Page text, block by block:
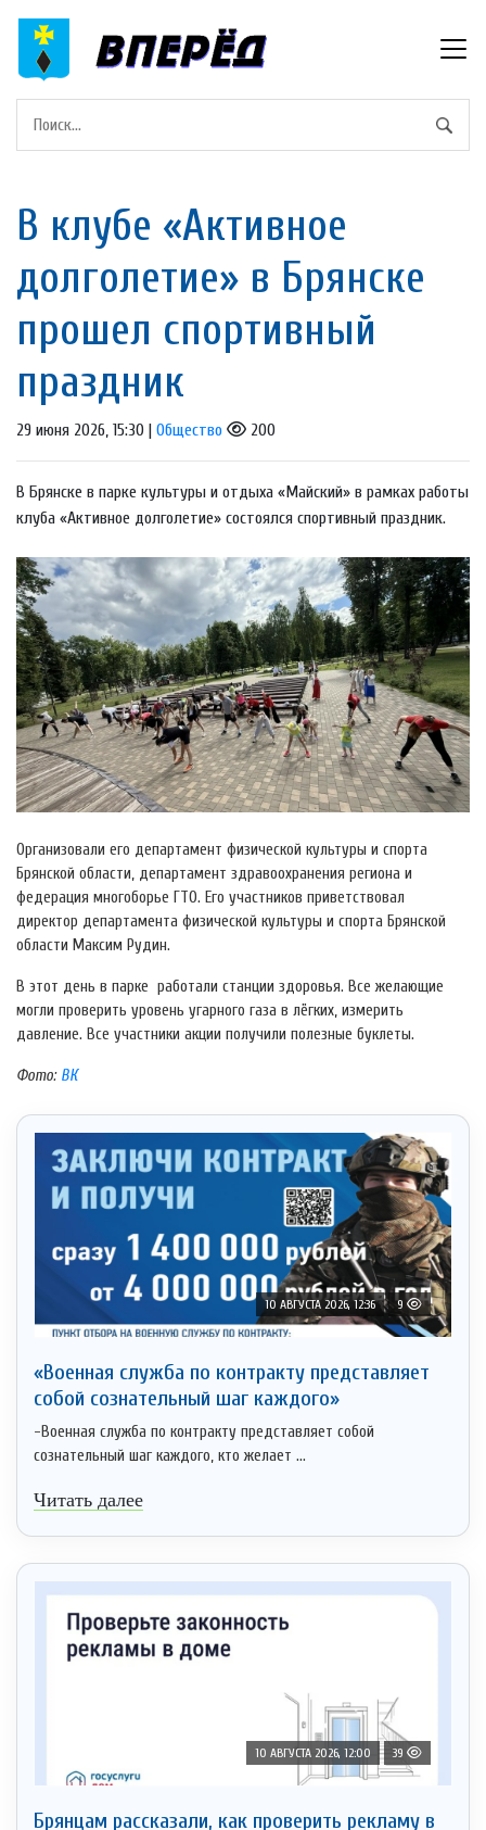
В клубе «Активное
долголетие» в Брянске
прошел спортивный
праздник
29 июня 2026, 15:30 | Общество 200
В Брянске в парке культуры и отдыха «Майский» в рамках работы
клуба «Активное долголетие» состоялся спортивный праздник.
Организовали его департамент физической культуры и спорта
Брянской области, департамент здравоохранения региона и
федерация многоборье ГТО. Его участников приветствовал
директор департамента физической культуры и спорта Брянской
области Максим Рудин.
В этот день в парке работали станции здоровья. Все желающие
могли проверить уровень угарного газа в лёгких, измерить
давление. Все участники акции получили полезные буклеты.
Фото: ВК
10 АВГУСТА 2026, 12:36 9
«Военная служба по контракту представляет
собой сознательный шаг каждого»
-Военная служба по контракту представляет собой
сознательный шаг каждого, кто желает ...
Читать далее
10 АВГУСТА 2026, 12:00 39
Брянцам рассказали, как проверить рекламу в